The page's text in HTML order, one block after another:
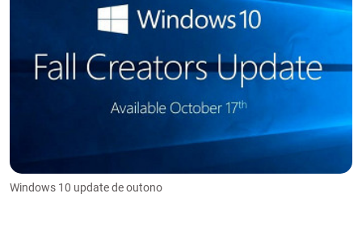
Windows 10 update de outono